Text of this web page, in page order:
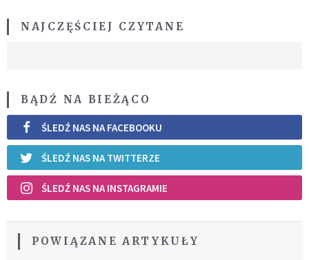
NAJCZĘŚCIEJ CZYTANE
BĄDŹ NA BIEŻĄCO
ŚLEDŹ NAS NA FACEBOOKU
ŚLEDŹ NAS NA TWITTERZE
ŚLEDŹ NAS NA INSTAGRAMIE
POWIĄZANE ARTYKUŁY